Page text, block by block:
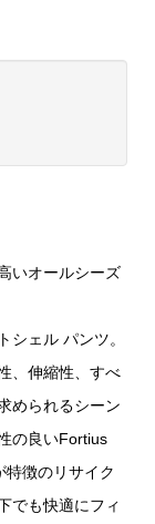
いオールシーズ
シェル パンツ。
、伸縮性、すべ
められるシーン
の良いFortius
特徴のリサイク
でも快適にフィ